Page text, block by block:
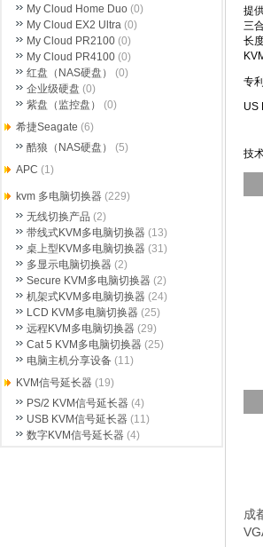
提
三
长
专
US
技
成
My Cloud Home Duo (0)
My Cloud EX2 Ultra (0)
My Cloud PR2100 (0)
My Cloud PR4100 (0)
红盘（NAS硬盘）
(0)
企业级硬盘 (0)
紫盘（监控盘）
(0)
希捷Seagate (6)
酷狼（NAS硬盘）
(5)
APC (1)
kvm 多电脑切换器 (229)
无线切换产品 (2)
带线式KVM多电脑切换器 (13)
桌上型KVM多电脑切换器 (31)
多显示电脑切换器 (2)
Secure KVM多电脑切换器 (2)
机架式KVM多电脑切换器 (24)
LCD KVM多电脑切换器 (25)
远程KVM多电脑切换器 (29)
Cat 5 KVM多电脑切换器 (25)
电脑主机分享设备 (11)
KVM信号延长器 (19)
PS/2 KVM信号延长器 (4)
USB KVM信号延长器 (11)
数字KVM信号延长器 (4)